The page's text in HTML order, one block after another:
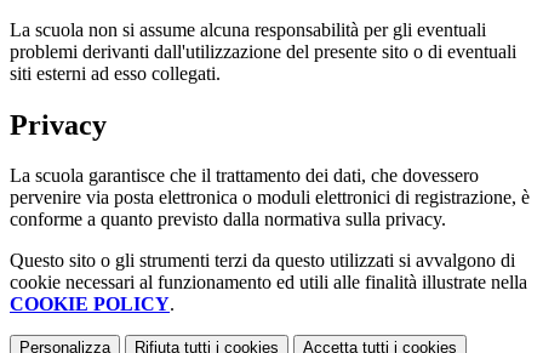
La scuola non si assume alcuna responsabilità per gli eventuali
problemi derivanti dall'utilizzazione del presente sito o di eventuali
siti esterni ad esso collegati.
Privacy
La scuola garantisce che il trattamento dei dati, che dovessero
pervenire via posta elettronica o moduli elettronici di registrazione, è
conforme a quanto previsto dalla normativa sulla privacy.
Questo sito o gli strumenti terzi da questo utilizzati si avvalgono di
cookie necessari al funzionamento ed utili alle finalità illustrate nella
COOKIE POLICY.
Personalizza Rifiuta tutti i cookies Accetta tutti i cookies